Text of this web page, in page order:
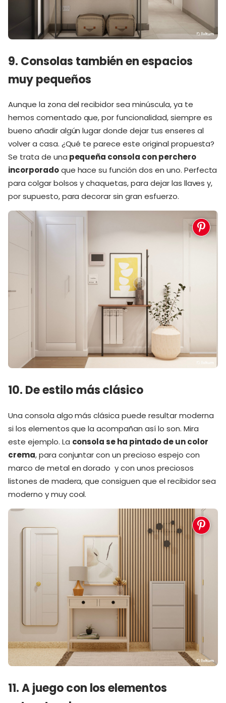
9. Consolas también en espacios
muy pequeños
Aunque la zona del recibidor sea minúscula, ya te
hemos comentado que, por funcionalidad, siempre es
bueno añadir algún lugar donde dejar tus enseres al
volver a casa. ¿Qué te parece este original propuesta?
Se trata de una pequeña consola con perchero
incorporadoque hace su función dos en uno. Perfecta
para colgar bolsos y chaquetas, para dejar las llaves y,
por supuesto, para decorar sin gran esfuerzo.
10. De estilo más clásico
Una consola algo más clásica puede resultar moderna
si los elementos que la acompañan así lo son. Mira
este ejemplo. La consola se ha pintado de un color
crema, para conjuntar con un precioso espejo con
marco de metal en dorado y con unos preciosos
listones de madera, que consiguen que el recibidor sea
moderno y muy cool.
11. A juego con los elementos